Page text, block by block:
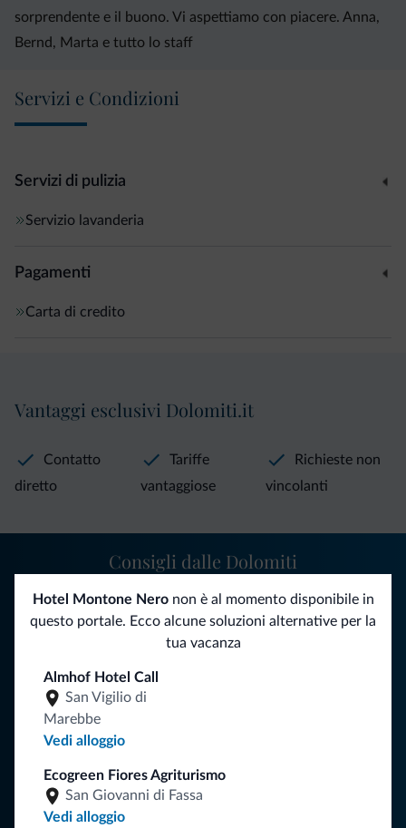
sorprendente e il buono. Vi aspettiamo con piacere. Anna,
Bernd, Marta e tutto lo staff
Servizi e Condizioni
Servizi di pulizia
Servizio lavanderia
Pagamenti
Carta di credito
Hotel Montone Neronon è al momento disponibile in
questo portale. Ecco alcune soluzioni alternative per la
tua vacanza
Almhof Hotel Call
San Vigilio di
Marebbe
Vedi alloggio
Ecogreen Fiores Agriturismo
San Giovanni di Fassa
Vedi alloggio
Vantaggi esclusivi Dolomiti.it
Contatto
diretto
Tariffe
vantaggiose
Richieste non
vincolanti
Consigli dalle Dolomiti
Riceverai informazioni, offerte esclusive e news per la tua
vacanza nelle Dolomiti.
ISCRIVITI ALLA NEWSLETTER